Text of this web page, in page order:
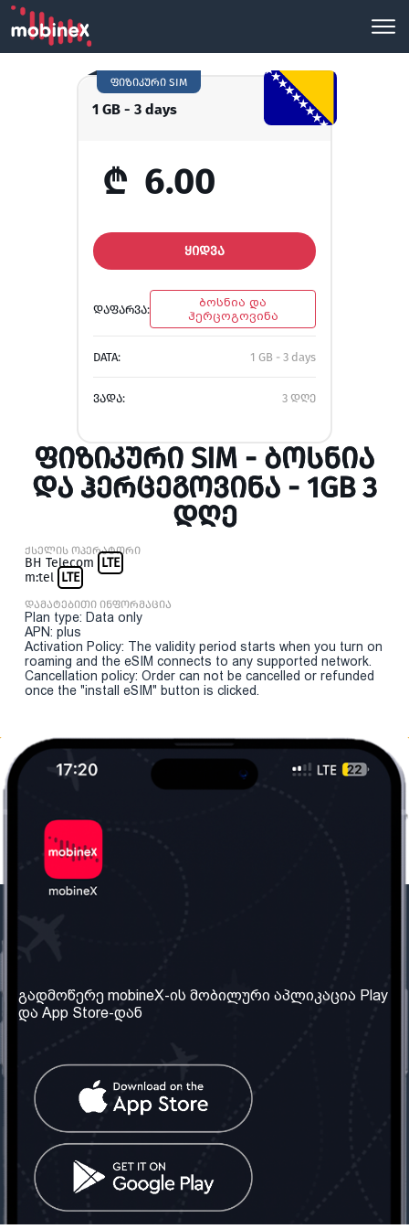
1 GB - 3 days
ფიზიკური SIM
₾ 6.00
ᲧᲘᲓᲕᲐ
ᲓᲐᲤᲐᲠᲕᲐ:
ბოსნია და
ჰერცოგოვინა
DATA: 1 GB - 3 days
ᲕᲐᲓᲐ: 3 დღე
ᲤᲘᲖᲘᲙᲣᲠᲘ SIM - ᲑᲝᲡᲜᲘᲐ
ᲓᲐ ᲰᲔᲠᲪᲔᲒᲝᲕᲘᲜᲐ - 1GB 3
ᲓᲦᲔ
ქსელის ოპერატორი
BH Telecom LTE
m:tel LTE
დამატებითი ინფორმაცია
Plan type: Data only
APN: plus
Activation Policy: The validity period starts when you turn on
roaming and the eSIM connects to any supported network.
Cancellation policy: Order can not be cancelled or refunded
once the "install eSIM" button is clicked.
ჩვენ შესახებ
ჩვენი სერვისები
წესები და პირობები
კითხვები
კონტაქტი
საქართველო: თბილისი
ტელ: 032 2 04 00 50
ელ. ფოსტა:
info@mobinex.ge
სოციალური ქსელი
გადმოწერე mobineX-ის მობილური აპლიკაცია Play
და App Store-დან